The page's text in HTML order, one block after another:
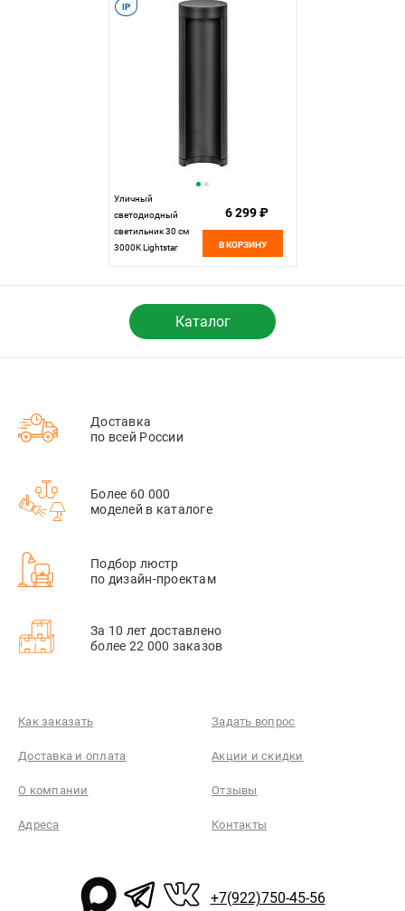
IP
Уличный
светодиодный
светильник 30 см
3000K Lightstar
6 299 ₽
В КОРЗИНУ
Каталог
Доставка
по всей России
Более 60 000
моделей в каталоге
Подбор люстр
по дизайн-проектам
За 10 лет доставлено
более 22 000 заказов
Как заказать Задать вопрос
Доставка и оплата Акции и скидки
О компании Отзывы
Адреса Контакты
+7(922)750-45-56